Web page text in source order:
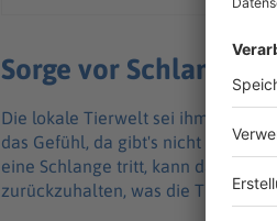
Sorge vor
Die lokale Tierwelt sei ihm etwas
das Gefühl, da gibt's nicht so viele
eine Schlange tritt, kann das
zurückzuhalten, was die Tiere